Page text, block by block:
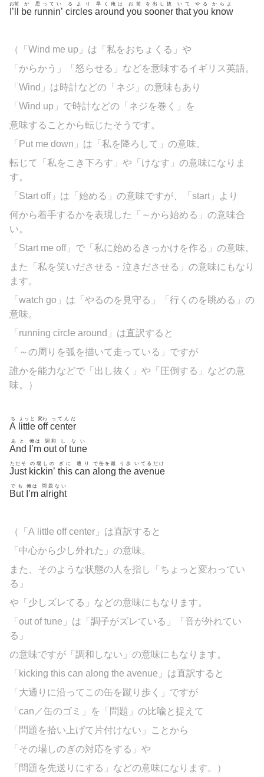
I’ll
お前
be
が
runnin’
思ってい
circles
るより
around
早く俺は
you
お前
sooner
を出し抜
that
いて
you
やる
know
からよ
（「Wind me up」は「私をおちょくる」や
「からかう」「怒らせる」などを意味するイギリス英語。
「Wind」は時計などの「ネジ」の意味もあり
「Wind up」で時計などの「ネジを巻く」を
意味することから転じたそうです。
「Put me down」は「私を降ろして」の意味。
転じて「私をこき下ろす」や「けなす」の意味になりま
す。
「Start off」は「始める」の意味ですが、「start」より
何から着手するかを表現した「～から始める」の意味合
い。
「Start me off」で「私に始めるきっかけを作る」の意味。
また「私を笑いださせる・泣きださせる」の意味にもなり
ます。
「watch go」は「やるのを見守る」「行くのを眺める」の
意味。
「running circle around」は直訳すると
「～の周りを弧を描いて走っている」ですが
誰かを能力などで「出し抜く」や「圧倒する」などの意
味。）
A
ち
little
ょっと
off
変わ
center
ってんだ
And
あと
I’m
俺は
out
調和
of
し
tune
ない
Just
ただそ
kickin’
の場しの
this
ぎに
can
通り
along
で缶を蹴
the
り歩
avenue
いてるだけ
But
でも
I’m
俺は
alright
問題ない
（「A little off center」は直訳すると
「中心から少し外れた」の意味。
また、そのような状態の人を指し「ちょっと変わってい
る」
や「少しズレてる」などの意味にもなります。
「out of tune」は「調子がズレている」「音が外れてい
る」
の意味ですが「調和しない」の意味にもなります。
「kicking this can along the avenue」は直訳すると
「大通りに沿ってこの缶を蹴り歩く」ですが
「can／缶のゴミ」を「問題」の比喩と捉えて
「問題を拾い上げて片付けない」ことから
「その場しのぎの対応をする」や
「問題を先送りにする」などの意味になります。）